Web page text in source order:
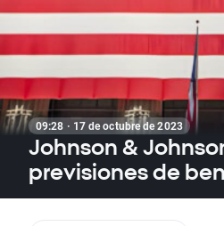
09:28 · 17 de octubre de 2023
Johnson &
previsiones de